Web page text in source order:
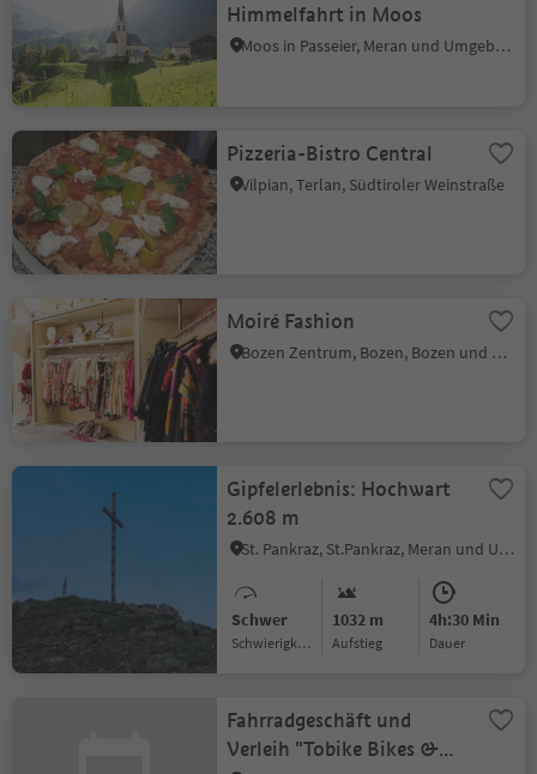
Himmelfahrt in Moos
Moos in Passeier, Meran und Umgebung
Pizzeria-Bistro Central
Vilpian, Terlan, Südtiroler Weinstraße
Moiré Fashion
Bozen Zentrum, Bozen, Bozen und Umgebung
Gipfelerlebnis: Hochwart
2.608 m
St. Pankraz, St.Pankraz, Meran und Umgebung
Schwer
Schwierigkeitsgrad
1032 m
Aufstieg
4h:30 Min
Dauer
Fahrradgeschäft und
Verleih "Tobike Bikes &